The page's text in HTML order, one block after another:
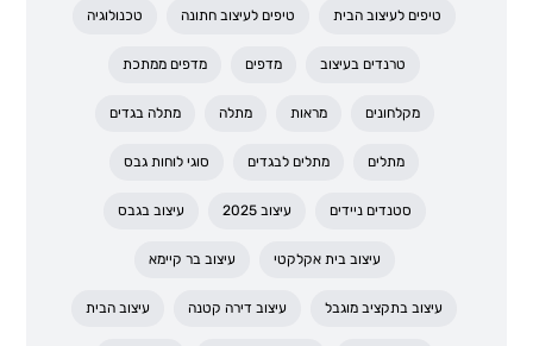
טיפים לעיצוב הבית טיפים לעיצוב חתונה טכנולוגיה
טרנדים בעיצוב מדפים מדפים ממתכת
מקלחונים מראות מתלה מתלה בגדים
מתלים מתלים לבגדים סוגי לוחות גבס
סטנדים ניידים עיצוב 2025 עיצוב בגבס
עיצוב בית אקלקטי עיצוב בר קיימא
עיצוב בתקציב מוגבל עיצוב דירה קטנה עיצוב הבית